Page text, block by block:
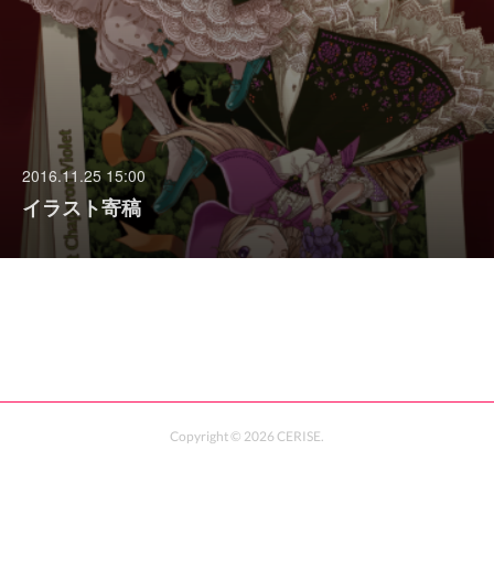
2016.11.25 15:00
イラスト寄稿
Copyright © 2026 CERISE.